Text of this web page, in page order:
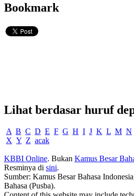
Bookmark
Lihat berdasar huruf
A B C D E F G H I J K L M N
X Y Z acak
KBBI Online. Bukan Kamus Besar
Resminya di sini.
Sumber: Kamus Besar Bahasa
Bahasa (Pusba).